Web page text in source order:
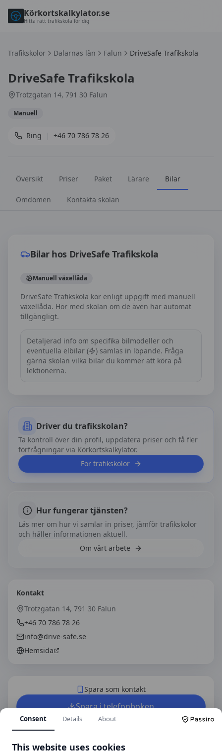
Körkortskalkylator.se
Hitta rätt trafikskola för dig
Trafikskolor Dalarnas län Falun DriveSafe Trafikskola
DriveSafe Trafikskola
Trotzgatan 14, 791 30 Falun
Manuell
Ring +46 70 786 78 26
Översikt Priser Paket Lärare Bilar
Omdömen Kontakta skolan
Bilar hos DriveSafe Trafikskola
Manuell växellåda
DriveSafe Trafikskola kör enligt uppgift med manuell
växellåda. Hör med skolan om de även har automat
tillgängligt.
Detaljerad info om specifika bilmodeller och
eventuella elbilar (
) samlas in löpande. Fråga
gärna skolan vilka bilar du kommer att köra på
lektionerna.
Driver du trafikskolan?
Ta kontroll över din profil, uppdatera priser och få fler
förfrågningar via Körkortskalkylator.
För trafikskolor
Hur fungerar tjänsten?
Läs mer om hur vi samlar in priser, jämför trafikskolor
och håller informationen aktuell.
Om vårt arbete
Kontakt
Trotzgatan 14, 791 30 Falun
+46 70 786 78 26
info@drive-safe.se
Hemsida
Spara som kontakt
Spara i telefonboken
Laddar ner ett kontaktkort som du kan lägga
till
Consent Details About
This website uses cookies